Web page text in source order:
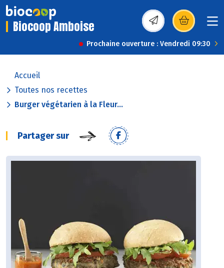
Biocoop Amboise (s’ouvre dans une
Prochaine ouverture : Vendredi 09:30
Accueil
Toutes nos recettes
Burger végétarien à la Fleur...
Partager sur